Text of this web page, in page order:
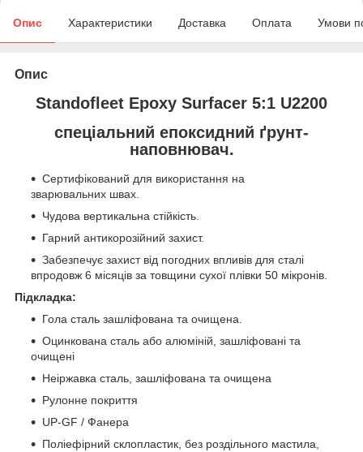
Опис Характеристики Доставка Оплата Умови
Опис
Standofleet Epoxy Surfacer 5:1 U2200
спеціальний епоксидний ґрунт-
наповнювач.
Сертифікований для використання на
зварювальних швах.
Чудова вертикальна стійкість.
Гарний антикорозійний захист.
Забезпечує захист від погодних впливів для сталі
впродовж 6 місяців за товщини сухої плівки 50 мікронів.
Підкладка:
Гола сталь зашліфована та очищена.
Оцинкована сталь або алюміній, зашліфовані та
очищені
Неіржавка сталь, зашліфована та очищена
Рулонне покриття
UP-GF / Фанера
Поліефірний склопластик, без роздільного мастила,